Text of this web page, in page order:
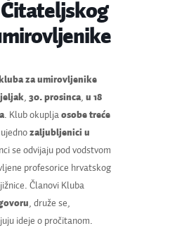
za umirovljenike
, 30. prosinca, u 18
. Klub okupljaosobe treće
zaljubljenici u
se odvijaju pod vodstvom
profesorice hrvatskog
Članovi Kluba
, druže se,
ideje o pročitanom.